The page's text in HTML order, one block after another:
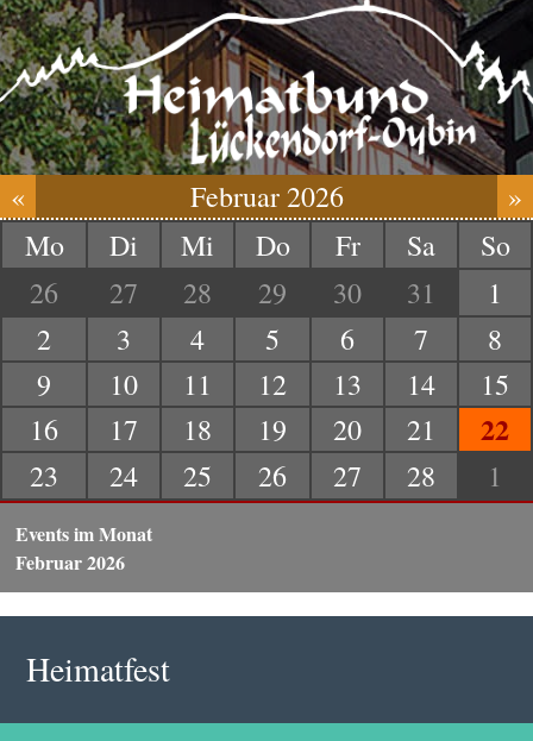
« Februar 2026
»
Mo
Di Mi Do Fr Sa
So
26
27 28 29 30 31
1
2
3 4 5 6 7
8
9
10 11 12 13 14
15
16
17 18 19 20 21 22
23 24 25 26 27 28 1
Events im Monat
Februar 2026
Heimatfest